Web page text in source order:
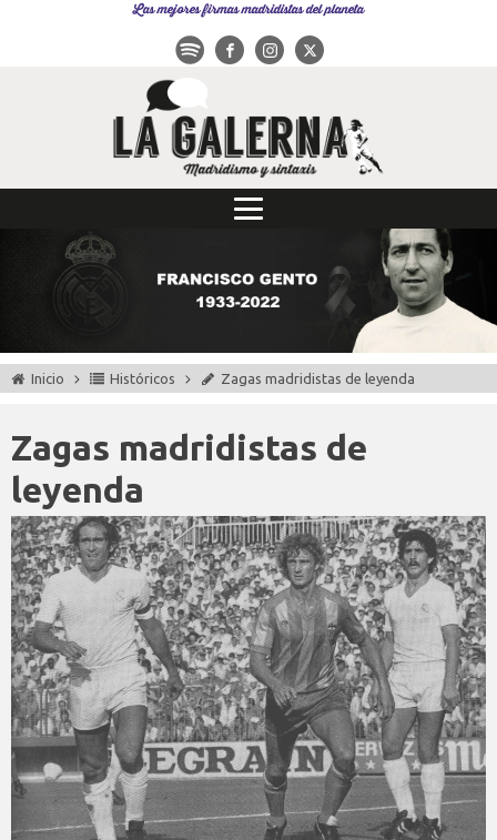
Las mejores firmas madridistas del planeta
Inicio Históricos Zagas madridistas de leyenda
Zagas madridistas de
leyenda